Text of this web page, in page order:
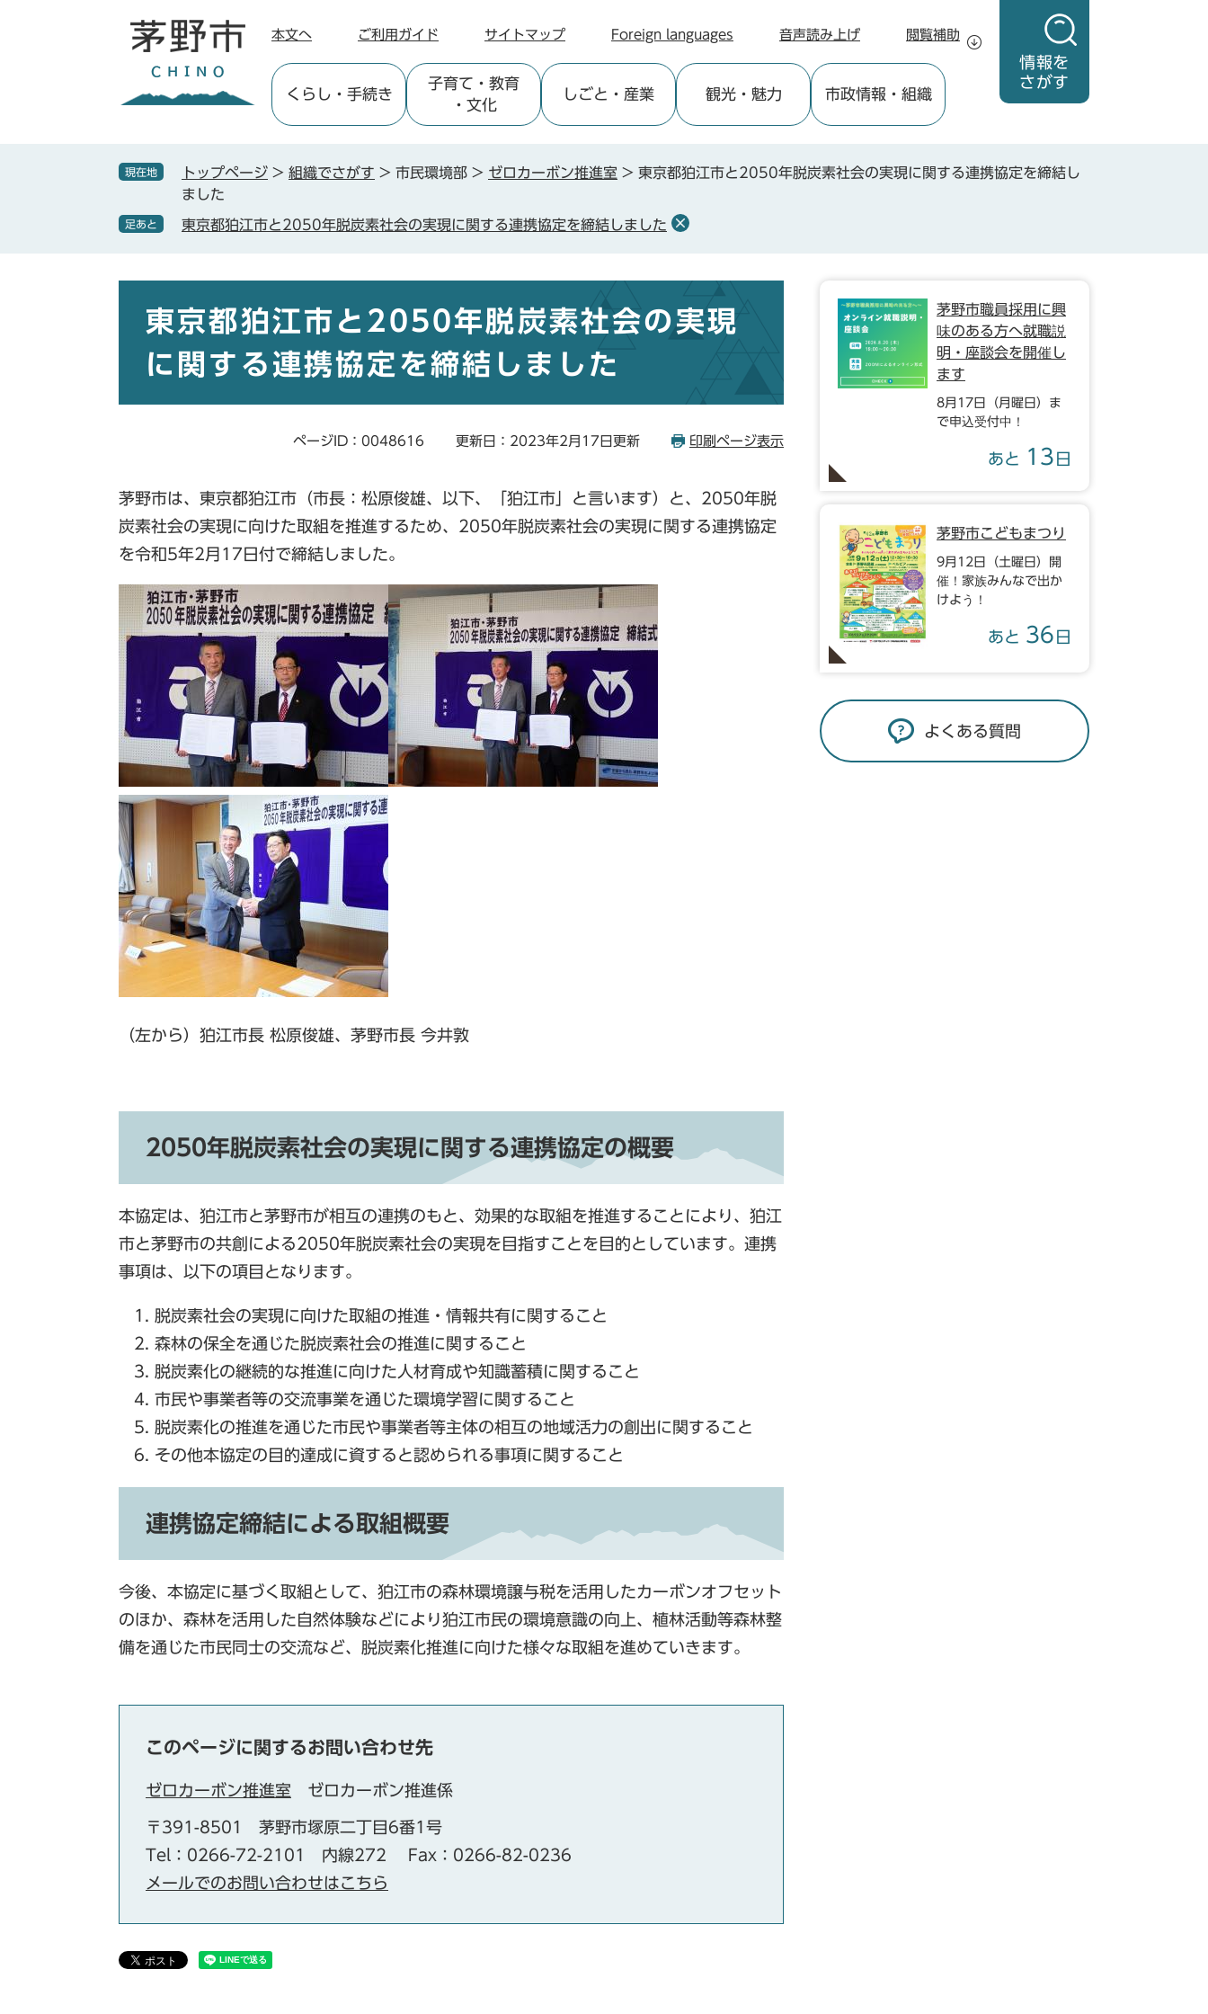
情報を
さがす
本文へ ご利用ガイド サイトマップ Foreign languages 音声読み上げ 閲覧補助
くらし ・手続き
子育て ・教育
・文化
しごと ・産業 観光・魅力 市政情報 ・組織
現在地 トップページ > 組織でさがす > 市民環境部 > ゼロカーボン推進室 > 東京都狛江市と2050年脱炭素社会の実現に関する連携協定を締結し
ました
足あと 東京都狛江市と2050年脱炭素社会の実現に関する連携協定を締結しました
東京都狛江市と2050年脱炭素社会の実現
に関する連携協定を締結しました
ページID：0048616 更新日：2023年2月17日更新 印刷ページ表示
茅野市は、東京都狛江市（市長：松原俊雄、以下、「狛江市」と言います）と、2050年脱
炭素社会の実現に向けた取組を推進するため、2050年脱炭素社会の実現に関する連携協定
を令和5年2月17日付で締結しました。
（左から）狛江市長 松原俊雄、茅野市長 今井敦
2050年脱炭素社会の実現に関する連携協定の概要
本協定は、狛江市と茅野市が相互の連携のもと、効果的な取組を推進することにより、狛江
市と茅野市の共創による2050年脱炭素社会の実現を目指すことを目的としています。連携
事項は、以下の項目となります。
脱炭素社会の実現に向けた取組の推進・情報共有に関すること
森林の保全を通じた脱炭素社会の推進に関すること
脱炭素化の継続的な推進に向けた人材育成や知識蓄積に関すること
市民や事業者等の交流事業を通じた環境学習に関すること
脱炭素化の推進を通じた市民や事業者等主体の相互の地域活力の創出に関すること
その他本協定の目的達成に資すると認められる事項に関すること
連携協定締結による取組概要
今後、本協定に基づく取組として、狛江市の森林環境譲与税を活用したカーボンオフセット
のほか、森林を活用した自然体験などにより狛江市民の環境意識の向上、植林活動等森林整
備を通じた市民同士の交流など、脱炭素化推進に向けた様々な取組を進めていきます。
このページに関するお問い合わせ先
ゼロカーボン推進室 ゼロカーボン推進係
〒391-8501
茅野市塚原二丁目6番1号
Tel：0266-72-2101 内線272
Fax：0266-82-0236
メールでのお問い合わせはこちら
茅野市職員採用に興
味のある方へ就職説
明・座談会を開催し
ます
8月17日（月曜日）ま
で申込受付中！
あと 13 日
茅野市こどもまつり
9月12日（土曜日）開
催！家族みんなで出か
けよう！
あと 36 日
よくある質問